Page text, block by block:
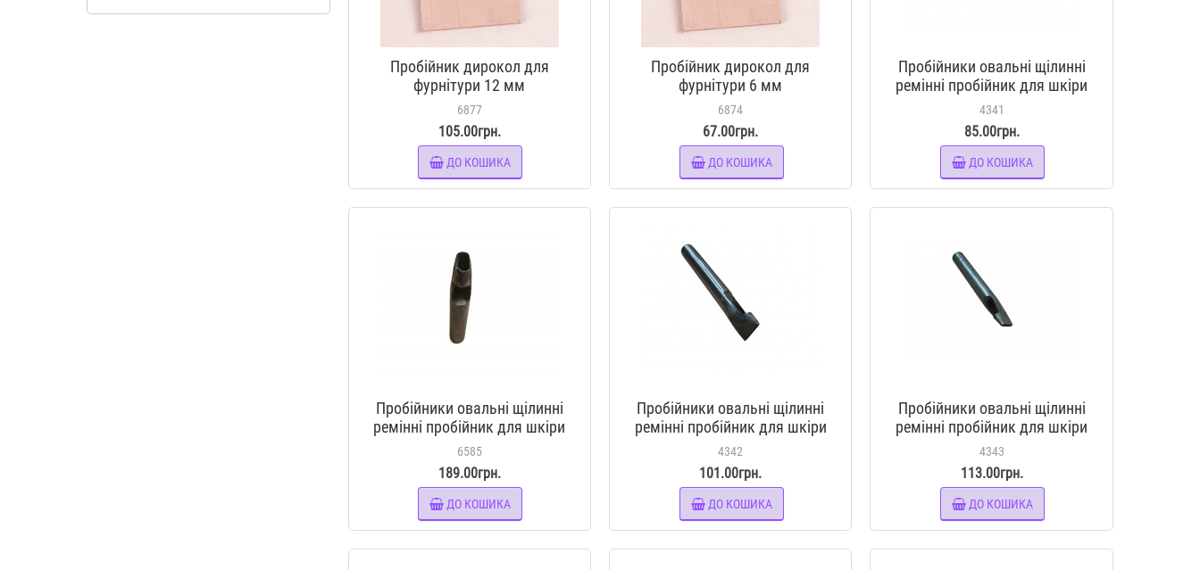
Пробійник дирокол для
фурнітури 12 мм
6877
105.00грн.
ДО КОШИКА
Пробійник дирокол для
фурнітури 6 мм
6874
67.00грн.
ДО КОШИКА
Пробійники овальні щілинні
ремінні пробійник для шкіри
12*2 мм
4341
85.00грн.
ДО КОШИКА
Пробійники овальні щілинні
ремінні пробійник для шкіри
12*6 мм
6585
189.00грн.
ДО КОШИКА
Пробійники овальні щілинні
ремінні пробійник для шкіри
14*2 мм
4342
101.00грн.
ДО КОШИКА
Пробійники овальні щілинні
ремінні пробійник для шкіри
16*2 мм
4343
113.00грн.
ДО КОШИКА